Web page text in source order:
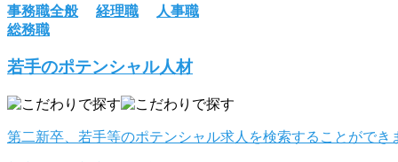
事務職全般 経理職
人事職
総務職
若手のポテンシャル人材
第二新卒、若手等のポテンシャル求人を検索することができ